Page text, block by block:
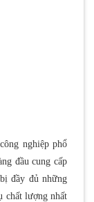
nghiệp phổ
đầu cung cấp
đầy đủ những
chất lượng nhất